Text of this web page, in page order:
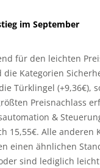
im September
für den leichten
die Kategorien
Türklingel (+9,36€),
Preisnachlass
&
15,55€. Alle anderen
einen ähnlichen
sind lediglich